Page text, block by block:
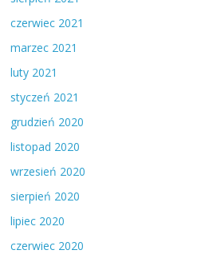
czerwiec 2021
marzec 2021
luty 2021
styczeń 2021
grudzień 2020
listopad 2020
wrzesień 2020
sierpień 2020
lipiec 2020
czerwiec 2020